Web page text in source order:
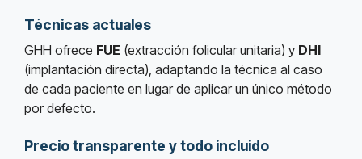
Técnicas actuales
GHH ofrece FUE (extracción folicular unitaria) y DHI
(implantación directa), adaptando la técnica al caso
de cada paciente en lugar de aplicar un único método
por defecto.
Precio transparente y todo incluido